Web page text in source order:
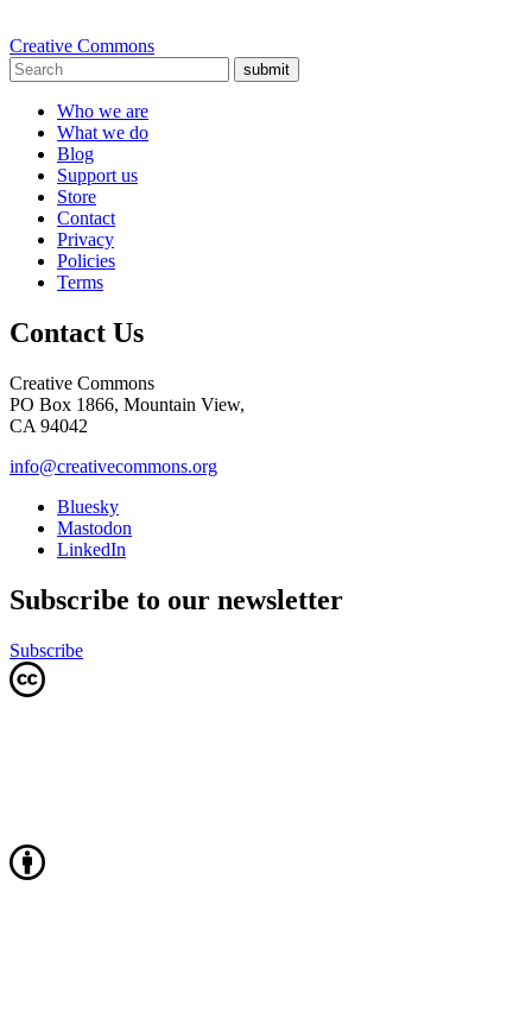
Creative Commons
submit
Who we are
What we do
Blog
Support us
Store
Contact
Privacy
Policies
Terms
Contact Us
Creative Commons
PO Box 1866, Mountain View,
CA 94042
info@creativecommons.org
Bluesky
Mastodon
LinkedIn
Subscribe to our newsletter
Subscribe